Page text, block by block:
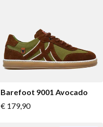
Barefoot 9001 Avocado
Vanaf
€ 179,90